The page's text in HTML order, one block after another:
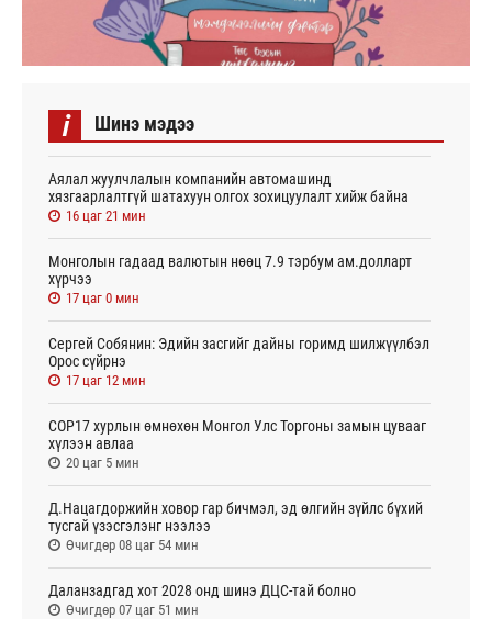
i Шинэ мэдээ
Аялал жуулчлалын компанийн автомашинд
хязгаарлалтгүй шатахуун олгох зохицуулалт хийж байна
16 цаг 21 мин
Монголын гадаад валютын нөөц 7.9 тэрбум ам.долларт
хүрчээ
17 цаг 0 мин
Сергей Собянин: Эдийн засгийг дайны горимд шилжүүлбэл
Орос сүйрнэ
17 цаг 12 мин
COP17 хурлын өмнөхөн Монгол Улс Торгоны замын цувааг
хүлээн авлаа
20 цаг 5 мин
Д.Нацагдоржийн ховор гар бичмэл, эд өлгийн зүйлс бүхий
тусгай үзэсгэлэнг нээлээ
Өчигдөр 08 цаг 54 мин
Даланзадгад хот 2028 онд шинэ ДЦС-тай болно
Өчигдөр 07 цаг 51 мин